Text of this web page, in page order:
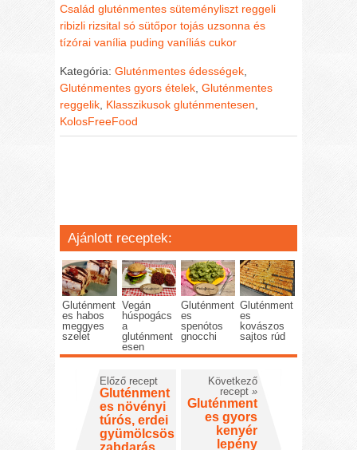
Család gluténmentes süteményliszt reggeli
ribizli rizsital só sütőpor tojás uzsonna és
tízórai vanília puding vaníliás cukor
Kategória:Gluténmentes édességek
Gluténmentes gyors ételek ,Gluténmentes
reggelik Klasszikusok gluténmentesen
KolosFreeFood
Ajánlott receptek:
Gluténment
es habos
meggyes
szelet
Vegán
húspogács
a
gluténment
esen
Gluténment
es
spenótos
gnocchi
Gluténment
es
kovászos
sajtos rúd
Előző recept
Gluténment
es növényi
túrós, erdei
gyümölcsös
zabdarás
Következő
recept »
Gluténment
es gyors
kenyér
lepény